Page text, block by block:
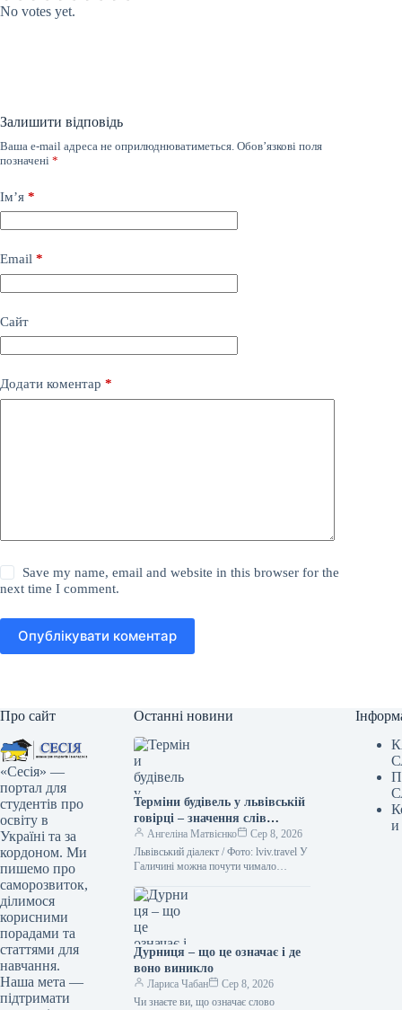
No votes yet.
Залишити відповідь
Ваша e-mail адреса не оприлюднюватиметься. Обов’язкові поля
позначені *
Ім’я *
Email *
Сайт
Додати коментар *
Save my name, email and website in this browser for the
next time I comment.
Опублікувати коментар
Про сайт
«Сесія» —
портал для
студентів про
освіту в
Україні та за
кордоном. Ми
пишемо про
саморозвиток,
ділимося
корисними
порадами та
статтями для
навчання.
Наша мета —
підтримати
Останні новини
Терміни будівель у львівській
говірці – значення слів
“двірець”, “креденс”,
“кнайпа”
Ангеліна Матвієнко
Сер 8, 2026
Львівський діалект / Фото: lviv.travel У
Галичині можна почути чимало
спантеличити навіть досвідченого
мандрівника.…
Дурниця – що це означає і де
воно виникло
Лариса Чабан
Сер 8, 2026
Чи знаєте ви, що означає слово
и